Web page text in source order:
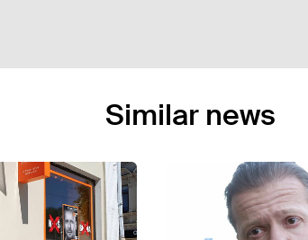
Similar news